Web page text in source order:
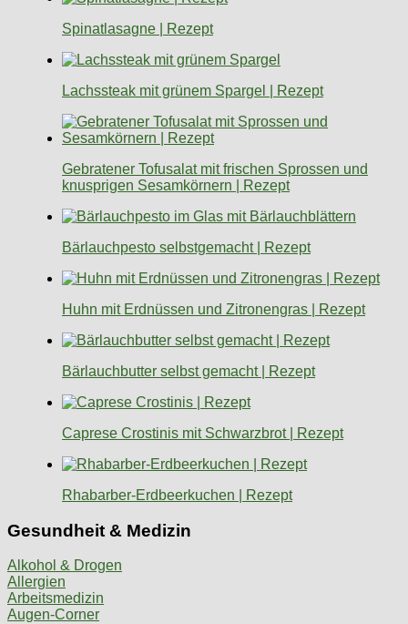
Spinatlasagne | Rezept
Lachssteak mit grünem Spargel | Rezept
Gebratener Tofusalat mit frischen Sprossen und
knusprigen Sesamkörnern | Rezept
Bärlauchpesto selbstgemacht | Rezept
Huhn mit Erdnüssen und Zitronengras | Rezept
Bärlauchbutter selbst gemacht | Rezept
Caprese Crostinis mit Schwarzbrot | Rezept
Rhabarber-Erdbeerkuchen | Rezept
Gesundheit & Medizin
Alkohol & Drogen
Allergien
Arbeitsmedizin
Augen-Corner